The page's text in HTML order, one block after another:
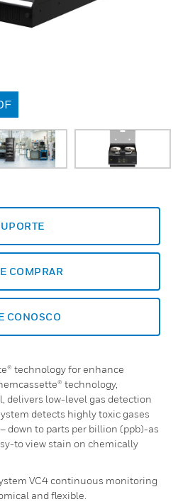
COMPRAR
CONOSCO
technology for enhance
technology,
delivers low-level gas detection
detects highly toxic gases
down to parts per billion (ppb)-as
to view stain on chemically
VC4 continuous monitoring
and flexible.